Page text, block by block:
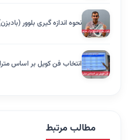
نحوه اندازه گیری بلوور
انتخاب فن کویل بر اساس
مطالب مرتبط